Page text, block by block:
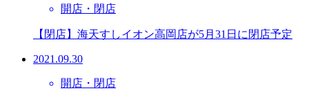
開店・閉店
【閉店】海天すしイオン高岡店が5月31日に閉店予定
2021.09.30
開店・閉店